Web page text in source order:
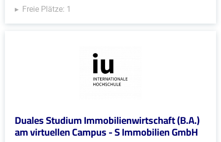
Freie Plätze: 1
Duales Studium Immobilienwirtschaft (B.A.)
am virtuellen Campus - S Immobilien GmbH